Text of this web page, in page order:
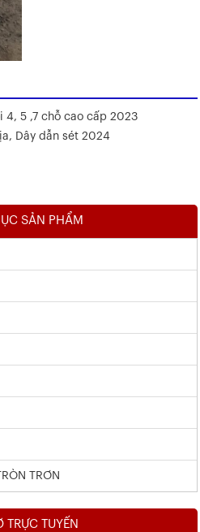
4, 5 ,7 chỗ cao cấp 2023
Dây dẫn sét 2024
SẢN PHẨM
TRƠN
TRỰC TUYẾN